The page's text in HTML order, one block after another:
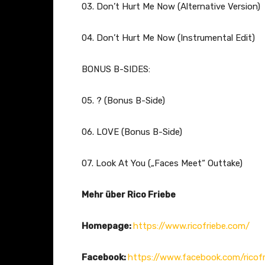
03. Don’t Hurt Me Now (Alternative Version)
04. Don’t Hurt Me Now (Instrumental Edit)
BONUS B-SIDES:
05. ? (Bonus B-Side)
06. LOVE (Bonus B-Side)
07. Look At You („Faces Meet“ Outtake)
Mehr über Rico Friebe
Homepage: https://www.ricofriebe.com/
Facebook: https://www.facebook.com/